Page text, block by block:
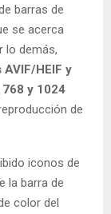
barras de
se acerca
lo demás,
HEIF y
y 1024
de
iconos de
la barra de
color del